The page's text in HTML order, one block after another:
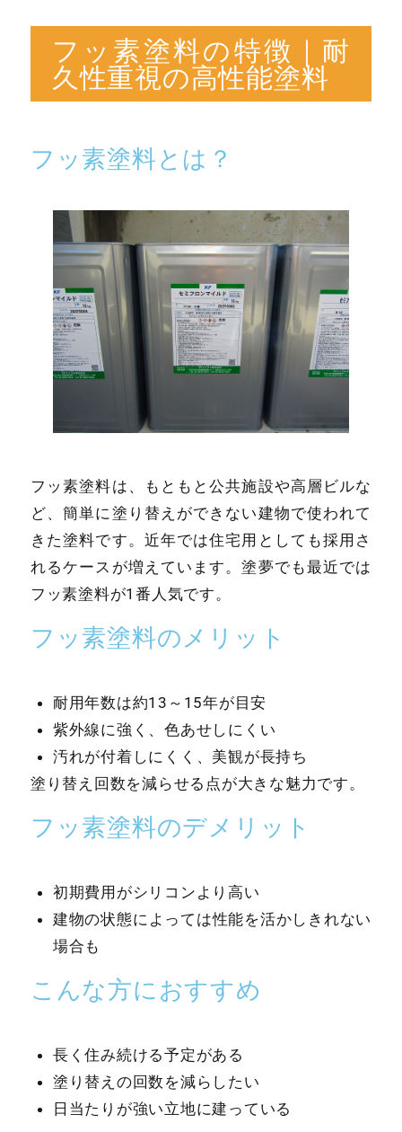
フッ素塗料の特徴｜耐
久性重視の高性能塗料
フッ素塗料とは？
フッ素塗料は、もともと公共施設や高層ビルな
ど、簡単に塗り替えができない建物で使われて
きた塗料です。近年では住宅用としても採用さ
れるケースが増えています。塗夢でも最近では
フッ素塗料が1番人気です。
フッ素塗料のメリット
耐用年数は約13～15年が目安
紫外線に強く、色あせしにくい
汚れが付着しにくく、美観が長持ち
塗り替え回数を減らせる点が大きな魅力です。
フッ素塗料のデメリット
初期費用がシリコンより高い
建物の状態によっては性能を活かしきれない
場合も
こんな方におすすめ
長く住み続ける予定がある
塗り替えの回数を減らしたい
日当たりが強い立地に建っている